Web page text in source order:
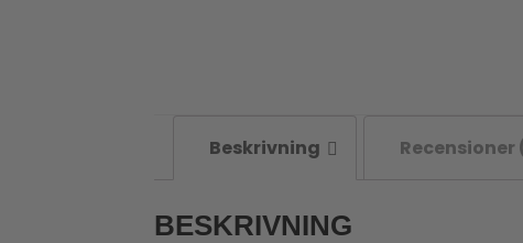
Beskrivning Recensioner
BESKRIVNING